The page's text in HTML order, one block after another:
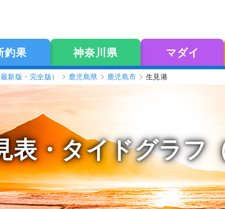
釣果 神奈川県 マダイ
新版・完全版） 鹿児島県 鹿児島市 生見港
表・タイドグラフ